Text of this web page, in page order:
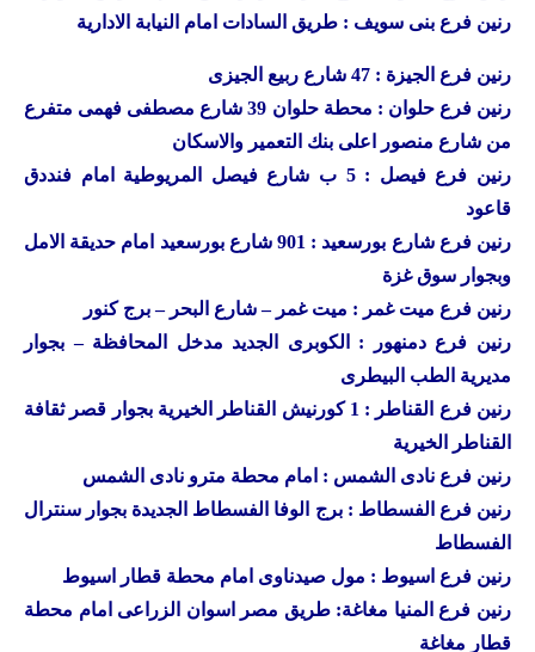
رنين فرع بنى سويف : طريق السادات امام النيابة الادارية
رنين فرع الجيزة : 47 شارع ربيع الجيزى
رنين
فرع حلوان : محطة حلوان 39 شارع مصطفى فهمى متفرع
من شارع منصور اعلى بنك التعمير والاسكان
رنين
فرع فيصل : 5 ب شارع فيصل المريوطية امام فنددق
قاعود
رنين
فرع شارع بورسعيد : 901 شارع بورسعيد امام حديقة الامل
وبجوار سوق غزة
رنين فرع ميت غمر : ميت غمر – شارع البحر – برج كنور
رنين فرع دمنهور : الكوبرى الجديد مدخل المحافظة – بجوار
مديرية الطب البيطرى
رنين
فرع القناطر : 1 كورنيش القناطر الخيرية بجوار قصر ثقافة
القناطر الخيرية
رنين فرع نادى الشمس : امام محطة مترو نادى الشمس
رنين فرع الفسطاط : برج الوفا الفسطاط الجديدة بجوار سنترال
الفسطاط
رنين فرع اسيوط : مول صيدناوى امام محطة قطار اسيوط
رنين فرع المنيا مغاغة: طريق مصر اسوان الزراعى امام محطة
قطار مغاغة